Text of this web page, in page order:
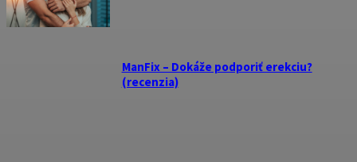
ManFix – Dokáže podporiť erekciu?
(recenzia)